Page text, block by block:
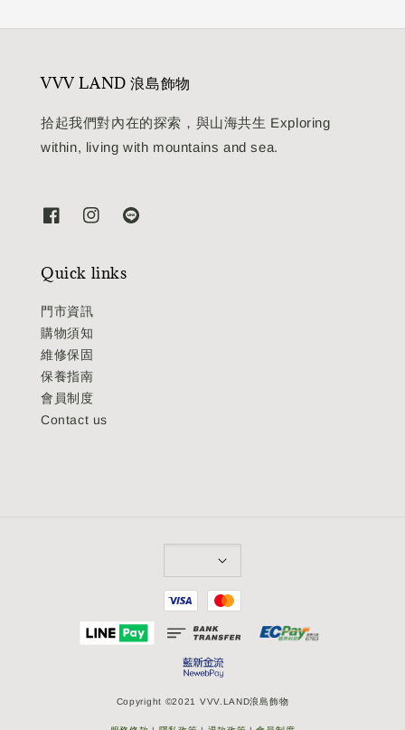
VVV LAND 浪島飾物
拾起我們對內在的探索，與山海共生 Exploring
within, living with mountains and sea.
Quick links
門市資訊
購物須知
維修保固
保養指南
會員制度
Contact us
Copyright ©2021 VVV.LAND浪島飾物